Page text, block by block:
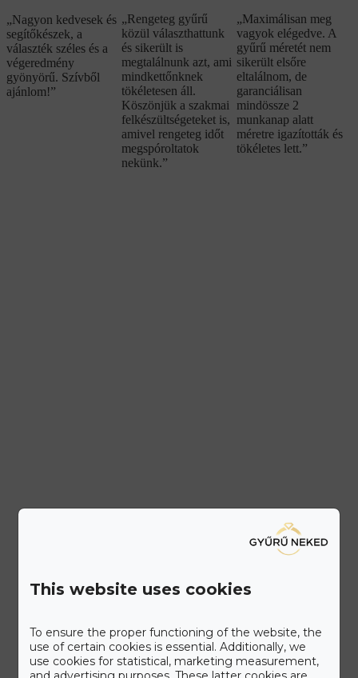
„Nagyon kedvesek és
segítőkészek, a
választék széles és a
végeredmény
gyönyörű. Szívből
ajánlom!”
„Rengeteg gyűrű
közül választhattunk
és sikerült is
megtalálnunk azt, ami
mindkettőnknek
tökéletesen áll.
Köszönjük a szakmai
felkészültségeteket is,
amivel rengeteg időt
megspóroltatok
nekünk.”
„Maximálisan meg
vagyok elégedve. A
gyűrű méretét nem
sikerült elsőre
eltalálnom, de
garanciálisan
mindössze 2
munkanap alatt
méretre igazították és
tökéletes lett.”
This website uses cookies
To ensure the proper functioning of the website, the
use of certain cookies is essential. Additionally, we
use cookies for statistical, marketing measurement,